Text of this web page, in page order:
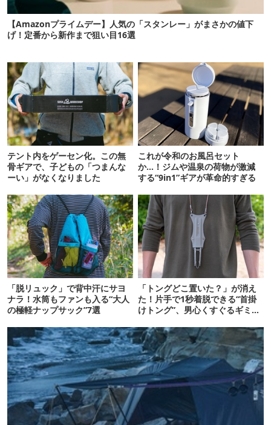
【Amazonプライムデー】人気の「スタンレー」がまさかの値下
げ！定番から新作まで狙い目16選
テント内をゲーセン化。この無
骨ギアで、子どもの「つまんな
ーい」がなくなりました
これが令和のお風呂セット
か…！ジムや温泉の荷物が激減
する“9in1”ギアが革命的すぎる
「脱リュック」で背中汗にサヨ
ナラ！水筒もファンも入る“大人
の極軽ナップサック”7選
「トングどこ置いた？」が消え
た！片手で1秒着脱できる“首掛
けトング”、男心くすぐるギミッ